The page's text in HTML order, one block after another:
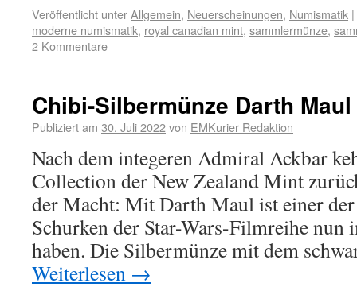
Veröffentlicht unterAllgemein, Neuerscheinungen, Numismatik |
moderne numismatik, royal canadian mint, sammlermünze,
2 Kommentare
Chibi-Silbermünze Darth
Publiziert am 30. Juli 2022von EMKurier Redaktion
Nach dem integeren Admiral Ackbar
Collection der New Zealand Mint
der Macht: Mit Darth Maul ist einer
Schurken der Star-Wars-Filmreihe
haben. Die Silbermünze mit dem
Weiterlesen →